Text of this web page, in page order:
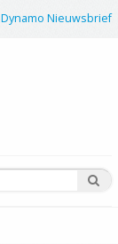
Dynamo Nieuwsbrief